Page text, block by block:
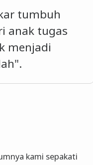
tumbuh
anak tugas
menjadi
kami sepakati